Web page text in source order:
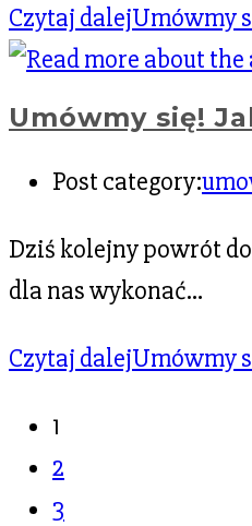
Czytaj dalejUmówmy
Umówmy się!
Post category:
Dziś kolejny powrót
dla nas wykonać…
Czytaj dalejUmówmy
1
2
3